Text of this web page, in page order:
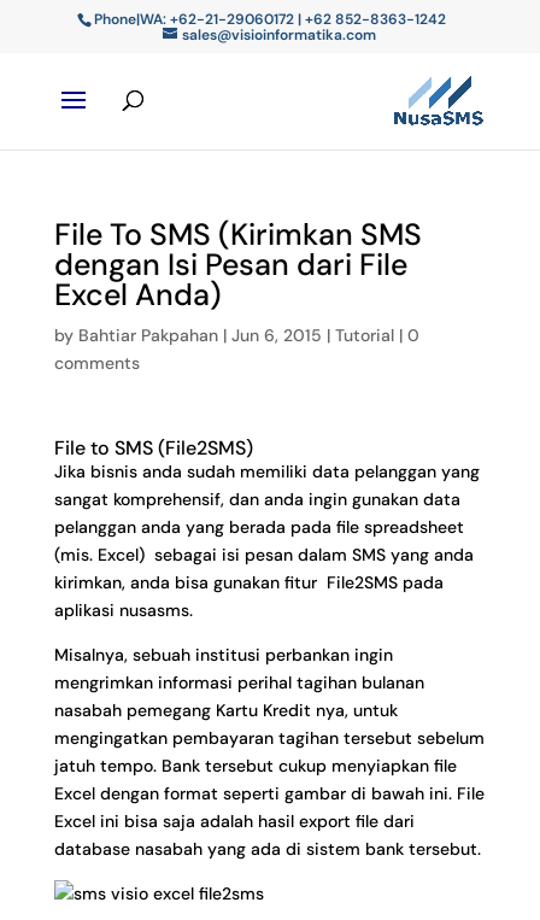
Phone|WA: +62-21-29060172 | +62 852-8363-1242
sales@visioinformatika.com
File To SMS (Kirimkan SMS
dengan Isi Pesan dari File
Excel Anda)
by Bahtiar Pakpahan| Jun 6, 2015 | Tutorial| 0
comments
File to SMS (File2SMS)
Jika bisnis anda sudah memiliki data pelanggan yang
sangat komprehensif, dan anda ingin gunakan data
pelanggan anda yang berada pada file spreadsheet
(mis. Excel) sebagai isi pesan dalam SMS yang anda
kirimkan, anda bisa gunakan fitur File2SMS pada
aplikasi nusasms.
Misalnya, sebuah institusi perbankan ingin
mengrimkan informasi perihal tagihan bulanan
nasabah pemegang Kartu Kredit nya, untuk
mengingatkan pembayaran tagihan tersebut sebelum
jatuh tempo. Bank tersebut cukup menyiapkan file
Excel dengan format seperti gambar di bawah ini. File
Excel ini bisa saja adalah hasil export file dari
database nasabah yang ada di sistem bank tersebut.